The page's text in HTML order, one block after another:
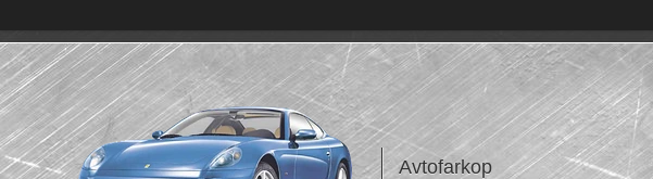
Avtofarkop